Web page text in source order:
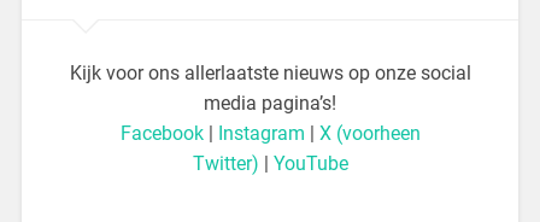
Kijk voor ons allerlaatste nieuws op onze social
media pagina’s!
Facebook| Instagram | X (voorheen
Twitter) | YouTube